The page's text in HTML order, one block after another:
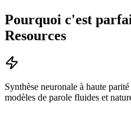
Pourquoi c'est
Resources
Synthèse neuronale à haute
modèles de parole fluides et